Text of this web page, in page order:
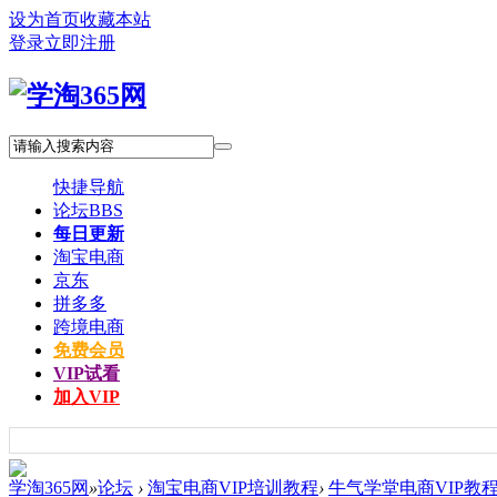
设为首页收藏本站
登录立即注册
快捷导航
论坛BBS
每日更新
淘宝电商
京东
拼多多
跨境电商
免费会员
VIP试看
加入VIP
学淘365网 »论坛 › 淘宝电商VIP培训教程› 牛气学堂电商VIP教